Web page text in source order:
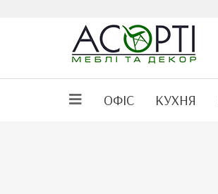
ОФІС КУХНЯ